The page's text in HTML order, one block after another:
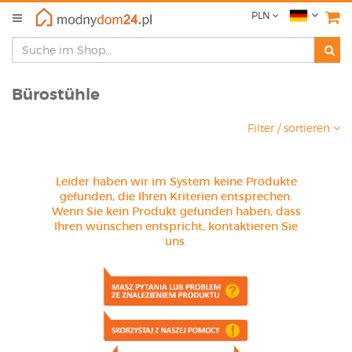
PLN
Bürostühle
Filter / sortieren
Leider haben wir im System keine Produkte
gefunden, die Ihren Kriterien entsprechen.
Wenn Sie kein Produkt gefunden haben, dass
Ihren wünschen entspricht, kontaktieren Sie
uns.